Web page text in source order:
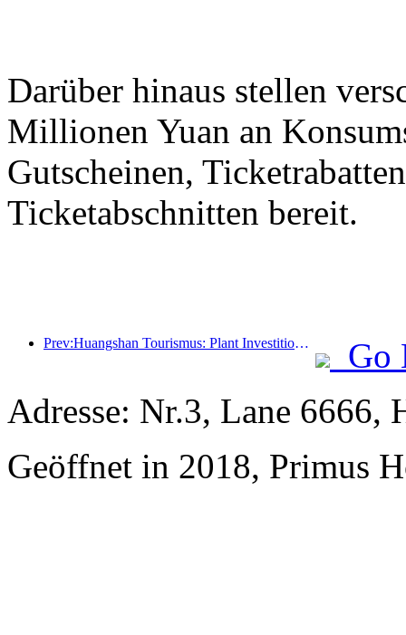
Darüber hinaus stellen
Millionen Yuan an
Gutscheinen,
Ticketabschnitten bereit.
Prev:Huangshan Tourismus: Plant Investitionen in Höhe von 530 Millionen Yuan für Hotelrenovierungen
Go
Adresse: Nr.3, Lane 6666,
Geöffnet in 2018, Primus